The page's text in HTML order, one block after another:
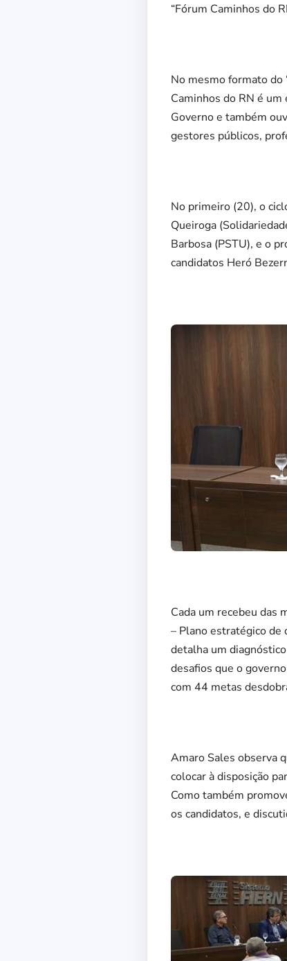
“Fórum Caminhos do
No mesmo formato do
Caminhos do RN é
Governo e também
gestores públicos,
No primeiro (20), o
Queiroga
Barbosa (PSTU), e o
candidatos Heró
Cada um recebeu das
– Plano estratégico de
detalha um
desafios que o
com 44 metas
Amaro Sales observa
colocar à disposição
Como também
os candidatos, e